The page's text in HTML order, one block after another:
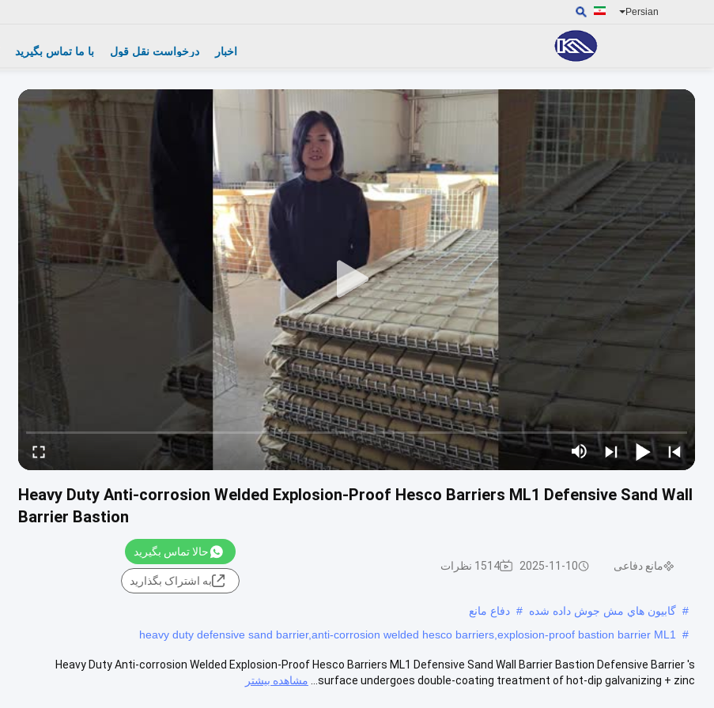
Persian
با ما تماس بگیرید درخواست نقل قول اخبار
Heavy Duty Anti-corrosion Welded Explosion-Proof Hesco Barriers ML1 Defensive Sand Wall
Barrier Bastion
مانع دفاعی 2025-11-10 1514 نظرات
حالا تماس بگیرید
به اشتراک بگذارید
# گابيون هاي مش جوش داده شده # دفاع مانع
#
heavy duty defensive sand barrier,anti-corrosion welded hesco barriers,explosion-proof bastion barrier ML1
Heavy Duty Anti-corrosion Welded Explosion-Proof Hesco Barriers ML1 Defensive Sand Wall Barrier Bastion Defensive Barrier 's
surface undergoes double-coating treatment of hot-dip galvanizing + zinc...
مشاهده بیشتر